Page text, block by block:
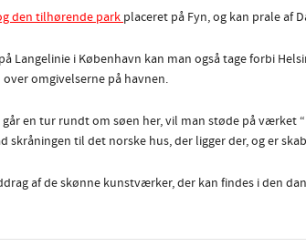
den tilhørende park placeret på Fyn, og kan prale af
Langelinie i København kan man også tage forbi
omgivelserne på havnen.
en tur rundt om søen her, vil man støde på værket
skråningen til det norske hus, der ligger der, og er
af de skønne kunstværker, der kan findes i den